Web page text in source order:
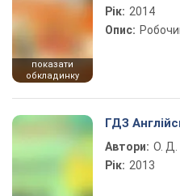
показати
обкладинку
Рік: 2014
Опис:
ГДЗ
Автори: О. Д.
Рік: 2013